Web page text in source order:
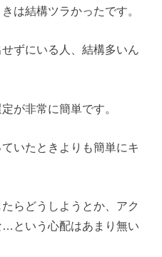
は結構ツラかったです。
ずにいる人、結構多いん
が非常に簡単です。
いたときよりも簡単にキ
らどうしようとか、アク
という心配はあまり無い